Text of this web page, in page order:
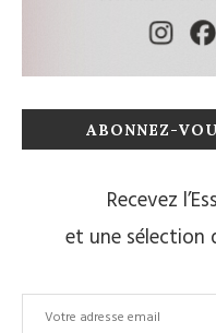
ABONNEZ-
Recevez
et une sélection